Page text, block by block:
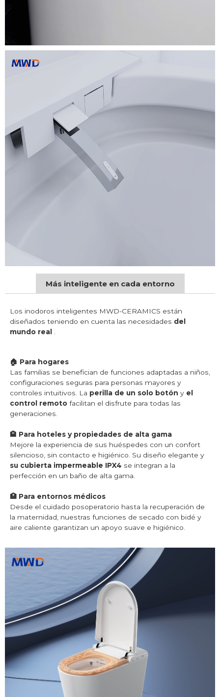
Más inteligente en cada entorno
Los inodoros inteligentes MWD-CERAMICS están
diseñados teniendo en cuenta las necesidades del
mundo real
🏠 Para hogares
Las familias se benefician de funciones adaptadas a niños,
configuraciones seguras para personas mayores y
controles intuitivos. La perilla de un solo botón y el
control remoto facilitan el disfrute para todas las
generaciones.
🏨 Para hoteles y propiedades de alta gama
Mejore la experiencia de sus huéspedes con un confort
silencioso, sin contacto e higiénico. Su diseño elegante y
su cubierta impermeable IPX4 se integran a la
perfección en un baño de alta gama.
🏥 Para entornos médicos
Desde el cuidado posoperatorio hasta la recuperación de
la maternidad, nuestras funciones de secado con bidé y
aire caliente garantizan un apoyo suave e higiénico.